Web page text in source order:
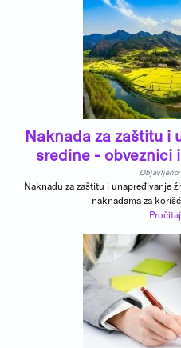
Naknada za zaštitu i
sredine - obveznici
Objavljeno:
Naknadu za zaštitu i unapređivanje
naknadama za